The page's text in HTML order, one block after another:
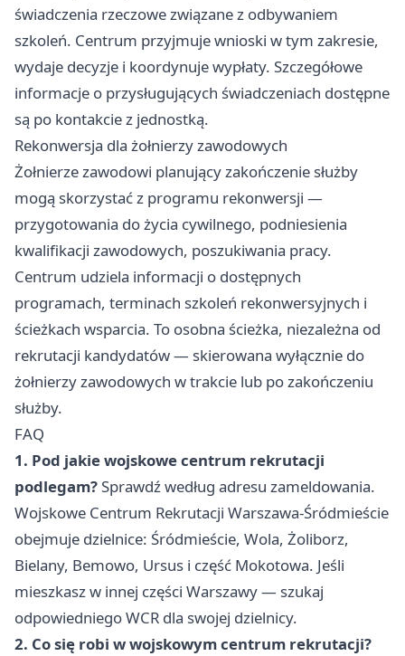
świadczenia rzeczowe związane z odbywaniem
szkoleń. Centrum przyjmuje wnioski w tym zakresie,
wydaje decyzje i koordynuje wypłaty. Szczegółowe
informacje o przysługujących świadczeniach dostępne
są po kontakcie z jednostką.
Rekonwersja dla żołnierzy zawodowych
Żołnierze zawodowi planujący zakończenie służby
mogą skorzystać z programu rekonwersji —
przygotowania do życia cywilnego, podniesienia
kwalifikacji zawodowych, poszukiwania pracy.
Centrum udziela informacji o dostępnych
programach, terminach szkoleń rekonwersyjnych i
ścieżkach wsparcia. To osobna ścieżka, niezależna od
rekrutacji kandydatów — skierowana wyłącznie do
żołnierzy zawodowych w trakcie lub po zakończeniu
służby.
FAQ
1. Pod jakie wojskowe centrum rekrutacji
podlegam?Sprawdź według adresu zameldowania.
Wojskowe Centrum Rekrutacji Warszawa-Śródmieście
obejmuje dzielnice: Śródmieście, Wola, Żoliborz,
Bielany, Bemowo, Ursus i część Mokotowa. Jeśli
mieszkasz w innej części Warszawy — szukaj
odpowiedniego WCR dla swojej dzielnicy.
2. Co się robi w wojskowym centrum rekrutacji?